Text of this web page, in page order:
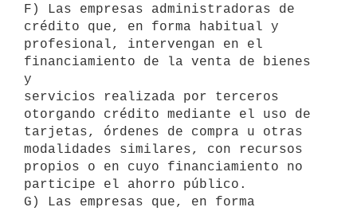
F) Las empresas administradoras de
crédito que, en forma habitual y
profesional, intervengan en el
financiamiento de la venta de bienes
y
servicios realizada por terceros
otorgando crédito mediante el uso de
tarjetas, órdenes de compra u otras
modalidades similares, con recursos
propios o en cuyo financiamiento no
participe el ahorro público.
G) Las empresas que, en forma